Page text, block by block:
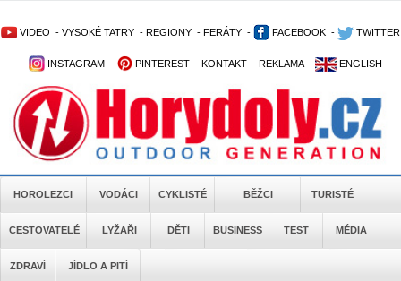
VIDEO - VYSOKÉ TATRY - REGIONY - FERÁTY - FACEBOOK - TWITTER
- INSTAGRAM - PINTEREST - KONTAKT - REKLAMA - ENGLISH
HOROLEZCI VODÁCI CYKLISTÉ BĚŽCI TURISTÉ
CESTOVATELÉ LYŽAŘI DĚTI BUSINESS TEST MÉDIA
ZDRAVÍ JÍDLO A PITÍ